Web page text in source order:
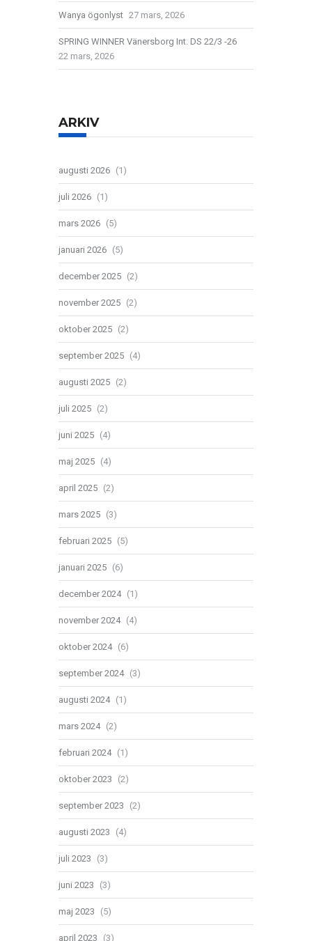
Wanya ögonlyst 27 mars, 2026
SPRING WINNER Vänersborg Int. DS 22/3 -26
22 mars, 2026
ARKIV
augusti 2026 (1)
juli 2026 (1)
mars 2026 (5)
januari 2026 (5)
december 2025 (2)
november 2025 (2)
oktober 2025 (2)
september 2025 (4)
augusti 2025 (2)
juli 2025 (2)
juni 2025 (4)
maj 2025 (4)
april 2025 (2)
mars 2025 (3)
februari 2025 (5)
januari 2025 (6)
december 2024 (1)
november 2024 (4)
oktober 2024 (6)
september 2024 (3)
augusti 2024 (1)
mars 2024 (2)
februari 2024 (1)
oktober 2023 (2)
september 2023 (2)
augusti 2023 (4)
juli 2023 (3)
juni 2023 (3)
maj 2023 (5)
april 2023 (3)